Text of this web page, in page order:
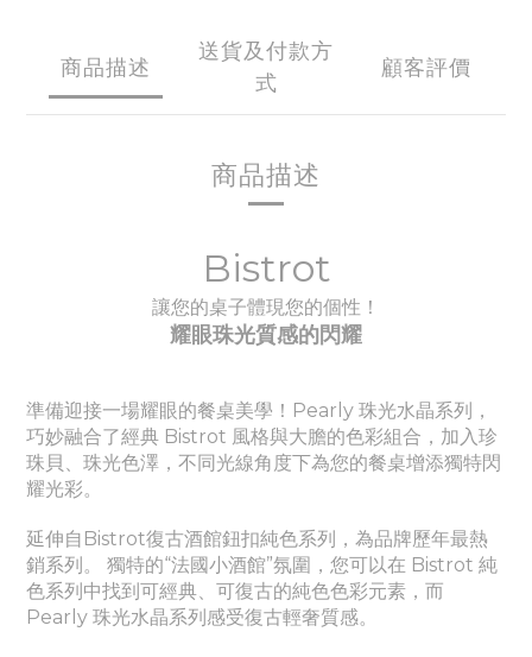
商品描述
送貨及付款方
式
顧客評價
商品描述
Bistrot
讓您的桌子體現您的個性！
耀眼珠光質感的閃耀
準備迎接一場耀眼的餐桌美學！Pearly 珠光水晶系列，
巧妙融合了經典 Bistrot 風格與大膽的色彩組合，加入珍
珠貝、珠光色澤，不同光線角度下為您的餐桌增添獨特閃
耀光彩。
延伸自Bistrot復古酒館鈕扣純色系列，為品牌歷年最熱
銷系列。 獨特的“法國小酒館”氛圍，您可以在 Bistrot 純
色系列中找到可經典、 可復古的純色色彩元素，而
Pearly 珠光水晶系列感受復古輕奢質感。